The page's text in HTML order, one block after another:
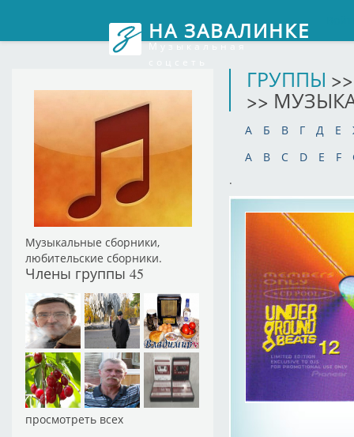
НА ЗАВАЛИНКЕ
Музыкальная
Музыкальные сборники,
любительские сборники.
Члены группы 45
просмотреть всех
ГРУППЫ
>>
А Б В Г Д Е
A
B C D E F
.